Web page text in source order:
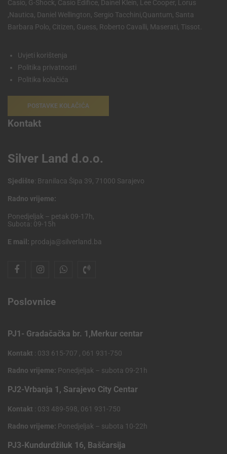
Casio, G-Shock, Casio Edifice, Dainel Klein, Lee Cooper, Lorus
,Nautica, Daniel Wellington, Sergio Tacchini,Quantum, Santa
Barbara Polo, Citizen, Guess, Roberto Cavalli, Maserati, Tissot.
Uvjeti korištenja
Politika privatnosti
Politika kolačića
POSTAVKE KOLAČIĆA
Kontakt
Silver Land d.o.o.
Sjedište: Branilaca Šipa 39, 71000 Sarajevo
Radno vrijeme:
Ponedjeljak – petak 09-17h,
Subota: 09-15h
E mail: prodaja@silverland.ba
Poslovnice
PJ1- Gradačačka br. 1,Merkur centar
Kontakt : 033 615-707 , 061 931-750
Radno vrijeme: Ponedjeljak – subota 09-21h
PJ2-Vrbanja 1, Sarajevo City Centar
Kontakt : 033 489-598, 061 931-750
Radno vrijeme: Ponedjeljak – subota 10-22h
PJ3-Kundurdžiluk 16, Baščarsija